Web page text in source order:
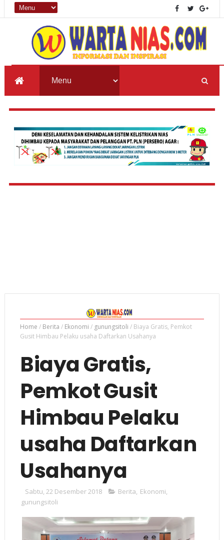
Home / Berita / Ekonomi / gunungsitoli / Biaya Gratis, Pemkot
Gusit Himbau Pelaku usaha Daftarkan Usahanya
Biaya Gratis,
Pemkot Gusit
Himbau Pelaku
usaha Daftarkan
Usahanya
Sabtu, 22 Desember 2018 Berita, Ekonomi,
gunungsitoli